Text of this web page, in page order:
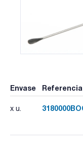
Envase Referencia
x u.